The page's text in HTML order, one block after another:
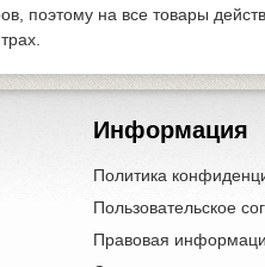
поэтому на все товары
Информация
Политика
Пользовательское
Правовая